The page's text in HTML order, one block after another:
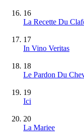
16
La Recette Du
17
In Vino Veritas
18
Le Pardon Du
19
Ici
20
La Mariee